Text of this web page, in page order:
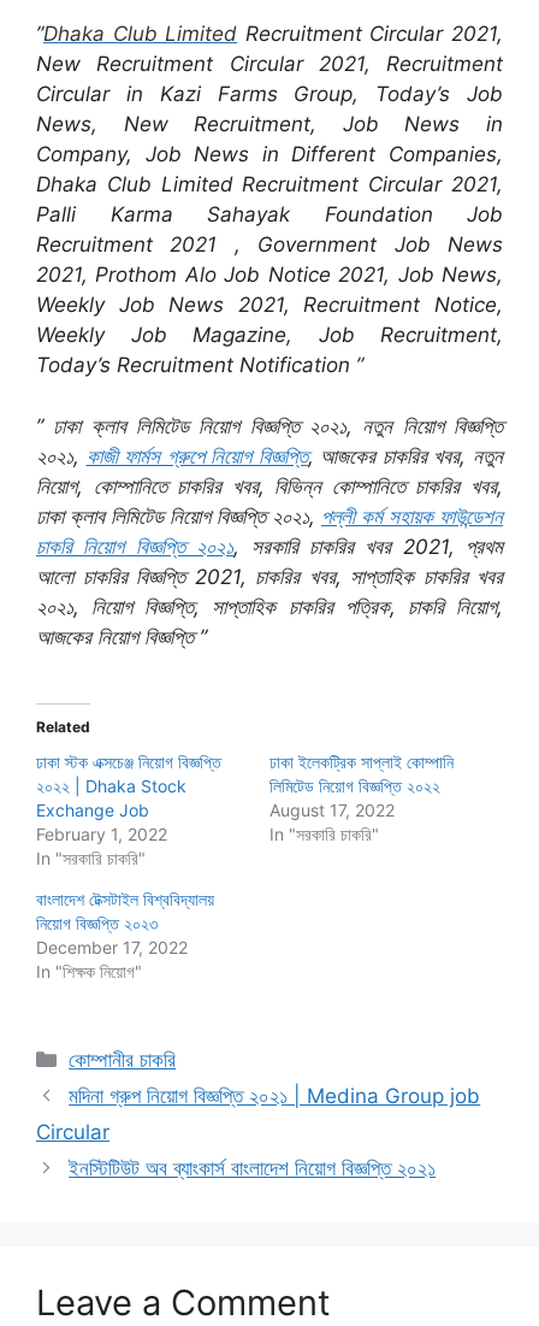
”Dhaka Club Limited Recruitment Circular 2021,
New Recruitment Circular 2021, Recruitment
Circular in Kazi Farms Group, Today’s Job
News, New Recruitment, Job News in
Company, Job News in Different Companies,
Dhaka Club Limited Recruitment Circular 2021,
Palli Karma Sahayak Foundation Job
Recruitment 2021 , Government Job News
2021, Prothom Alo Job Notice 2021, Job News,
Weekly Job News 2021, Recruitment Notice,
Weekly Job Magazine, Job Recruitment,
Today’s Recruitment Notification ”
” ঢাকা ক্লাব লিমিটেড নিয়োগ বিজ্ঞপ্তি ২০২১, নতুন নিয়োগ বিজ্ঞপ্তি
২০২১, কাজী ফার্মস গ্রুপে নিয়োগ বিজ্ঞপ্তি, আজকের চাকরির খবর, নতুন
নিয়োগ, কোম্পানিতে চাকরির খবর, বিভিন্ন কোম্পানিতে চাকরির খবর,
ঢাকা ক্লাব লিমিটেড নিয়োগ বিজ্ঞপ্তি ২০২১, পল্লী কর্ম সহায়ক ফাউন্ডেশন
চাকরি নিয়োগ বিজ্ঞপ্তি ২০২১, সরকারি চাকরির খবর 2021, প্রথম
আলো চাকরির বিজ্ঞপ্তি 2021, চাকরির খবর, সাপ্তাহিক চাকরির খবর
২০২১, নিয়োগ বিজ্ঞপ্তি, সাপ্তাহিক চাকরির পত্রিক, চাকরি নিয়োগ,
আজকের নিয়োগ বিজ্ঞপ্তি ”
Related
ঢাকা স্টক এক্সচেঞ্জ নিয়োগ বিজ্ঞপ্তি
২০২২ | Dhaka Stock
Exchange Job
February 1, 2022
In "সরকারি চাকরি"
ঢাকা ইলেকট্রিক সাপ্লাই কোম্পানি
লিমিটেড নিয়োগ বিজ্ঞপ্তি ২০২২
August 17, 2022
In "সরকারি চাকরি"
বাংলাদেশ টেক্সটাইল বিশ্ববিদ্যালয়
নিয়োগ বিজ্ঞপ্তি ২০২৩
December 17, 2022
In "শিক্ষক নিয়োগ"
Categories
কোম্পানীর চাকরি
মদিনা গ্রুপ নিয়োগ বিজ্ঞপ্তি ২০২১ | Medina Group job
Circular
ইনস্টিটিউট অব ব্যাংকার্স বাংলাদেশ নিয়োগ বিজ্ঞপ্তি ২০২১
Leave a Comment